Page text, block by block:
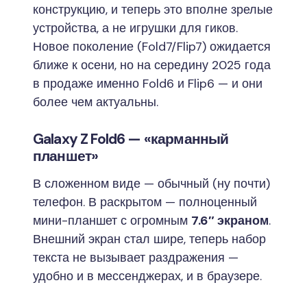
конструкцию, и теперь это вполне зрелые
устройства, а не игрушки для гиков.
Новое поколение (Fold7/Flip7) ожидается
ближе к осени, но на середину 2025 года
в продаже именно Fold6 и Flip6 — и они
более чем актуальны.
Galaxy Z Fold6 — «карманный
планшет»
В сложенном виде — обычный (ну почти)
телефон. В раскрытом — полноценный
мини-планшет с огромным 7.6″ экраном.
Внешний экран стал шире, теперь набор
текста не вызывает раздражения —
удобно и в мессенджерах, и в браузере.